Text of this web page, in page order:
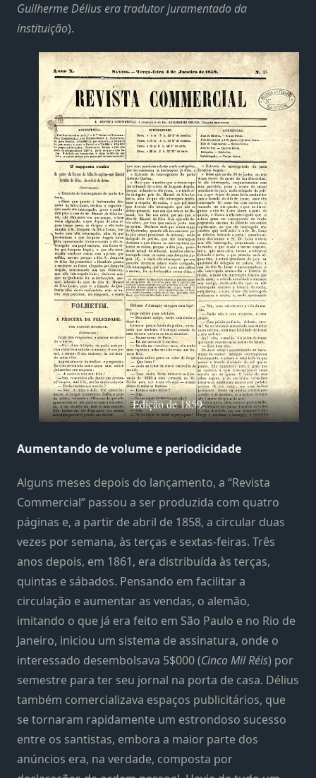
Guilherme Délius era tradutor juramentado da
instituição).
Edição de 1859.
Aumentando de volume e periodicidade
Alguns meses depois do lançamento, a “Revista
Commercial” passou a ser produzida com quatro
páginas e, a partir de abril de 1858, a circular duas
vezes por semana, às terças e sextas-feiras. Três
anos depois, em 1861, era distribuída às terças,
quintas e sábados. Pensando em facilitar a
circulação e aumentar as vendas, o alemão,
imitando o que já era feito em São Paulo e no Rio de
Janeiro, iniciou um sistema de assinatura, onde o
interessado desembolsava 5$000 (Cinco Mil Réis) por
semestre para ter seu jornal na porta de casa. Délius
também comercializava espaços publicitários, que
se tornaram rapidamente um estrondoso sucesso
entre os santistas, embora a maior parte dos
anúncios era, na verdade, composta por